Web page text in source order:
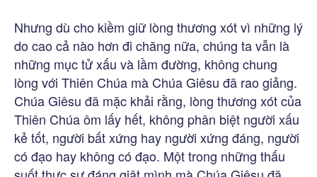
Nhưng dù cho kiềm giữ lòng thương xót vì những lý
do cao cả nào hơn đi chăng nữa, chúng ta vẫn là
những mục tử xấu và lầm đường, không chung
lòng với Thiên Chúa mà Chúa Giêsu đã rao giảng.
Chúa Giêsu đã mặc khải rằng, lòng thương xót của
Thiên Chúa ôm lấy hết, không phân biệt người xấu
kẻ tốt, người bất xứng hay người xứng đáng, người
có đạo hay không có đạo. Một trong những thấu